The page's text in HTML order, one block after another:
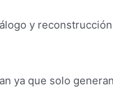
y
ya que solo